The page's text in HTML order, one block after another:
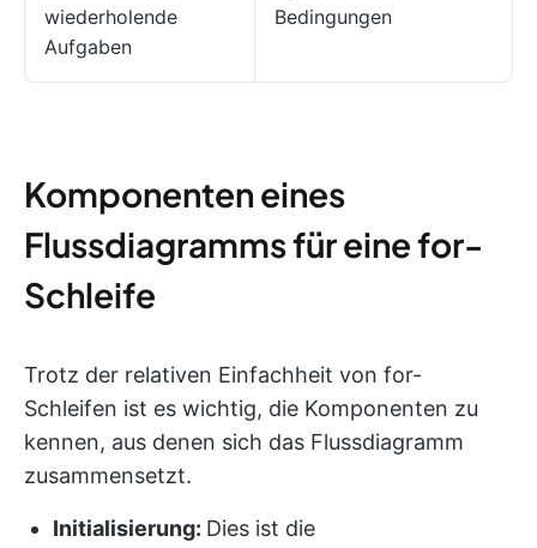
wiederholende
Aufgaben
Bedingungen
Komponenten eines
Flussdiagramms für eine for-
Schleife
Trotz der relativen Einfachheit von for-
Schleifen ist es wichtig, die Komponenten zu
kennen, aus denen sich das Flussdiagramm
zusammensetzt.
Initialisierung: Dies ist die